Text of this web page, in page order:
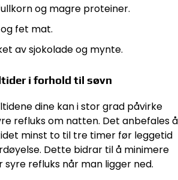
og magre proteiner.
fet mat.
av sjokolade og mynte.
i forhold til søvn
dine kan i stor grad påvirke
refluks om natten. Det anbefales å
minst to til tre timer før leggetid
Dette bidrar til å minimere
refluks når man ligger ned.